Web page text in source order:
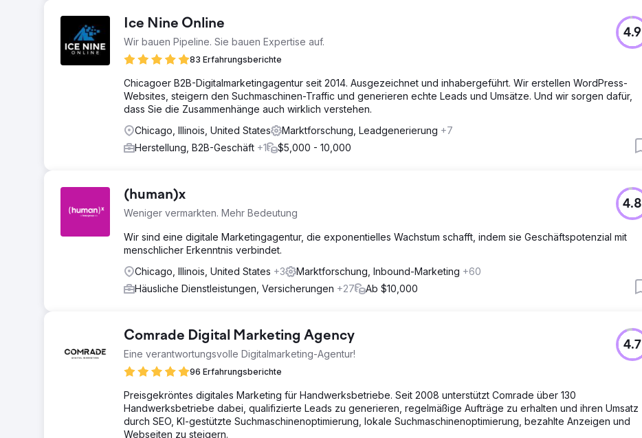
Ice Nine Online
Wir bauen Pipeline. Sie bauen Expertise auf.
83 Erfahrungsberichte
4.9
Chicagoer B2B-Digitalmarketingagentur seit 2014. Ausgezeichnet und inhabergeführt. Wir erstellen WordPress-
Websites, steigern den Suchmaschinen-Traffic und generieren echte Leads und Umsätze. Und wir sorgen dafür,
dass Sie die Zusammenhänge auch wirklich verstehen.
Chicago, Illinois, United States
Marktforschung, Leadgenerierung +7
Herstellung, B2B-Geschäft +1 $5,000 - 10,000
(human)x
Weniger vermarkten. Mehr Bedeutung
4.8
Wir sind eine digitale Marketingagentur, die exponentielles Wachstum schafft, indem sie Geschäftspotenzial mit
menschlicher Erkenntnis verbindet.
Chicago, Illinois, United States +3 Marktforschung, Inbound-Marketing +60
Häusliche Dienstleistungen, Versicherungen +27 Ab $10,000
Comrade Digital Marketing Agency
Eine verantwortungsvolle Digitalmarketing-Agentur!
96 Erfahrungsberichte
4.7
Preisgekröntes digitales Marketing für Handwerksbetriebe. Seit 2008 unterstützt Comrade über 130
Handwerksbetriebe dabei, qualifizierte Leads zu generieren, regelmäßige Aufträge zu erhalten und ihren Umsatz
durch SEO, KI-gestützte Suchmaschinenoptimierung, lokale Suchmaschinenoptimierung, bezahlte Anzeigen und
Webseiten zu steigern.